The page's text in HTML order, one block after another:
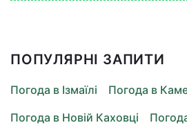
ПОПУЛЯРНІ ЗАПИТИ
Погода в Ізмаїлі
Погода в
Погода в Новій Каховці